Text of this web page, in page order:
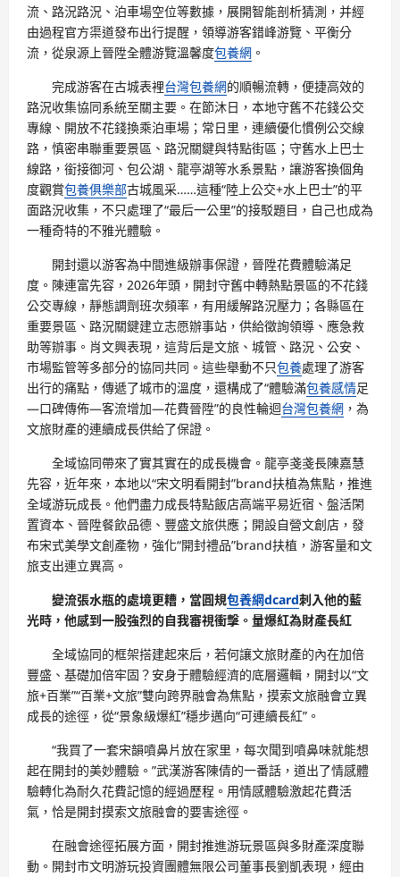
流、路況路況、泊車場空位等數據，展開智能剖析猜測，并經
由過程官方渠道發布出行提醒，領導游客錯峰游覽、平衡分
流，從泉源上晉陞全體游覽溫馨度包養網 。
完成游客在古城表裡台灣包養網的順暢流轉，便捷高效的
路況收集協同系統至關主要。在節沐日，本地守舊不花錢公交
專線、開放不花錢換乘泊車場；常日里，連續優化慣例公交線
路，慎密串聯重要景區、路況關鍵與特點街區；守舊水上巴士
線路，銜接御河、包公湖、龍亭湖等水系景點，讓游客換個角
度觀賞包養俱樂部古城風采……這種“陸上公交+水上巴士”的平
面路況收集，不只處理了“最后一公里”的接駁題目，自己也成為
一種奇特的不雅光體驗。
開封還以游客為中間進級辦事保證，晉陞花費體驗滿足
度。陳連富先容，2026年頭，開封守舊中轉熱點景區的不花錢
公交專線，靜態調劑班次頻率，有用緩解路況壓力；各縣區在
重要景區、路況關鍵建立志愿辦事站，供給徵詢領導、應急救
助等辦事。肖文興表現，這背后是文旅、城管、路況、公安、
市場監管等多部分的協同共同。這些舉動不只包養處理了游客
出行的痛點，傳遞了城市的溫度，還構成了“體驗滿包養感情足
—口碑傳佈—客流增加—花費晉陞”的良性輪迴台灣包養網 ，為
文旅財產的連續成長供給了保證。
全域協同帶來了實其實在的成長機會。龍亭戔戔長陳嘉慧
先容，近年來，本地以“宋文明看開封”brand扶植為焦點，推進
全域游玩成長。他們盡力成長特點飯店高端平易近宿、盤活閑
置資本、晉陞餐飲品德、豐盛文旅供應；開設自營文創店，發
布宋式美學文創產物，強化“開封禮品”brand扶植，游客量和文
旅支出連立異高。
變流張水瓶的處境更糟，當圓規包養網dcard刺入他的藍
光時，他感到一股強烈的自我審視衝擊。量爆紅為財產長紅
全域協同的框架搭建起來后，若何讓文旅財產的內在加倍
豐盛、基礎加倍牢固？安身于體驗經濟的底層邏輯，開封以“文
旅+百業”“百業+文旅”雙向跨界融會為焦點，摸索文旅融會立異
成長的途徑，從“景象級爆紅”穩步邁向“可連續長紅”。
“我買了一套宋韻噴鼻片放在家里，每次聞到噴鼻味就能想
起在開封的美妙體驗。”武漢游客陳倩的一番話，道出了情感體
驗轉化為耐久花費記憶的經過歷程。用情感體驗激起花費活
氣，恰是開封摸索文旅融會的要害途徑。
在融會途徑拓展方面，開封推進游玩景區與多財產深度聯
動。開封市文明游玩投資團體無限公司董事長劉凱表現，經由